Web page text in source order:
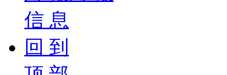
信 息
回 到